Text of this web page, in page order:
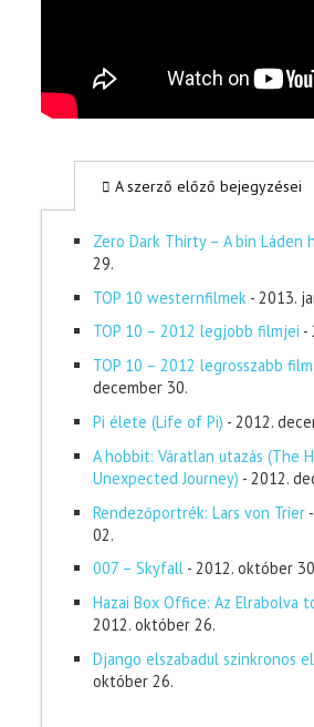
A szerző előző bejegyzései
Zero Dark Thirty – A bin Láden
29.
TOP 10 westernfilmek - 2013.
TOP 10 – 2012 legjobb filmjei -
TOP 10 – 2012 legrosszabb
december 30.
Pi élete (Life of Pi) - 2012.
A hobbit: Váratlan utazás (The
Unexpected Journey) - 2012.
Rendezőportrék: Lars von Trier
02.
007 – Skyfall - 2012. október
Hazai Box Office: Az Elrabolva
2012. október 26.
Django elszabadul szinkronos
október 26.